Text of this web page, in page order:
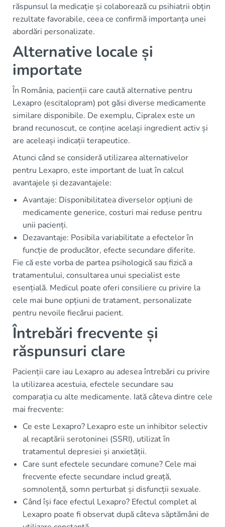
răspunsul la medicație și colaborează cu psihiatrii obțin
rezultate favorabile, ceea ce confirmă importanța unei
abordări personalizate.
Alternative locale și
importate
În România, pacienții care caută alternative pentru
Lexapro (escitalopram) pot găsi diverse medicamente
similare disponibile. De exemplu, Cipralex este un
brand recunoscut, ce conține același ingredient activ și
are aceleași indicații terapeutice.
Atunci când se consideră utilizarea alternativelor
pentru Lexapro, este important de luat în calcul
avantajele și dezavantajele:
Avantaje: Disponibilitatea diverselor opțiuni de
medicamente generice, costuri mai reduse pentru
unii pacienți.
Dezavantaje: Posibila variabilitate a efectelor în
funcție de producător, efecte secundare diferite.
Fie că este vorba de partea psihologică sau fizică a
tratamentului, consultarea unui specialist este
esențială. Medicul poate oferi consiliere cu privire la
cele mai bune opțiuni de tratament, personalizate
pentru nevoile fiecărui pacient.
Întrebări frecvente și
răspunsuri clare
Pacienții care iau Lexapro au adesea întrebări cu privire
la utilizarea acestuia, efectele secundare sau
comparația cu alte medicamente. Iată câteva dintre cele
mai frecvente:
Ce este Lexapro? Lexapro este un inhibitor selectiv
al recaptării serotoninei (SSRI), utilizat în
tratamentul depresiei și anxietății.
Care sunt efectele secundare comune? Cele mai
frecvente efecte secundare includ greață,
somnolență, somn perturbat și disfuncții sexuale.
Când își face efectul Lexapro? Efectul complet al
Lexapro poate fi observat după câteva săptămâni de